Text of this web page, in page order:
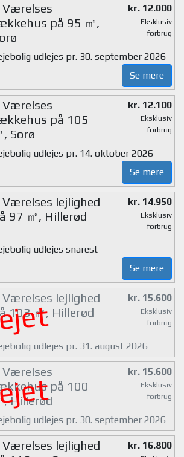
Værelses
på 95 ㎡,
kr. 12.000
Eksklusiv
forbrug
udlejes pr. 30. september 2026
Se mere
Værelses
på 105
, Sorø
kr. 12.100
Eksklusiv
forbrug
udlejes pr. 14. oktober 2026
Se mere
Værelses lejlighed
97 ㎡, Hillerød
kr. 14.950
Eksklusiv
forbrug
udlejes snarest
Se mere
Værelses lejlighed
103 ㎡, Hillerød
kr. 15.600
Eksklusiv
forbrug
udlejes pr. 31. august 2026
Værelses
på 100
, Hillerød
kr. 15.600
Eksklusiv
forbrug
udlejes pr. 30. september 2026
Værelses lejlighed
kr. 16.800